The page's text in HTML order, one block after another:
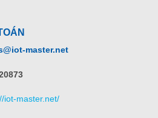
master.net
iot-master.net/